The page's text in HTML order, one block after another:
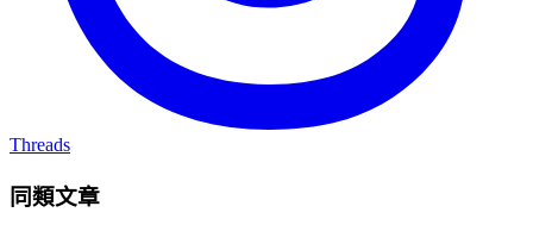
Threads
同類文章